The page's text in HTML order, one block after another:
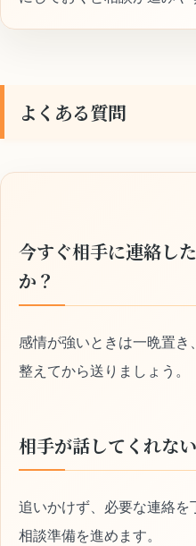
よくある質問
今すぐ相手に連絡し
か？
感情が強いときは一晩置き
整えてから送りましょう。
相手が話してくれな
追いかけず、必要な連絡を
相談準備を進めます。